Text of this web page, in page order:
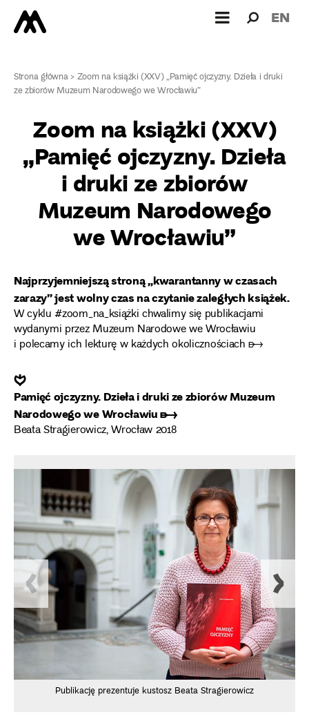
dla: EN
Strona główna>Zoom na książki (XXV) „Pamięć ojczyzny. Dzieła i druki
ze zbiorów Muzeum Narodowego we Wrocławiu”
Zoom na książki (XXV)
„Pamięć ojczyzny. Dzieła
i druki ze zbiorów
Muzeum Narodowego
we Wrocławiu”
Najprzyjemniejszą stroną „kwarantanny w czasach
zarazy” jest wolny czas na czytanie zaległych książek.
W cyklu #zoom_na_książki chwalimy się publikacjami
wydanymi przez Muzeum Narodowe we Wrocławiu
i polecamy ich lekturę w każdych okolicznościach ➸
❦
Pamięć ojczyzny. Dzieła i druki ze zbiorów Muzeum
Narodowego we Wrocławiu ➸
Beata Stragierowicz, Wrocław 2018
Publikację prezentuje kustosz Beata Stragierowicz